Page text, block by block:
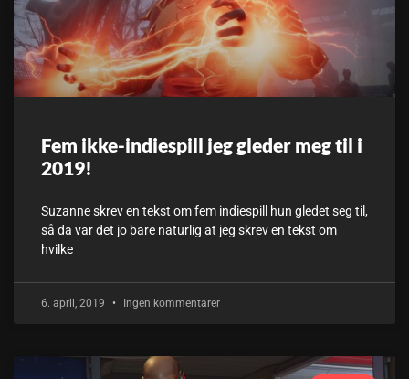
Fem ikke-indiespill jeg gleder meg til i
2019!
Suzanne skrev en tekst om fem indiespill hun gledet seg til,
så da var det jo bare naturlig at jeg skrev en tekst om
hvilke
6. april, 2019 Ingen kommentarer